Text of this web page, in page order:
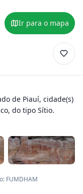
Ir para o mapa
de Piauí, cidade(s)
do tipo Sítio.
: FUMDHAM